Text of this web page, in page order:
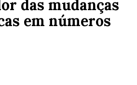
das mudanças
em números